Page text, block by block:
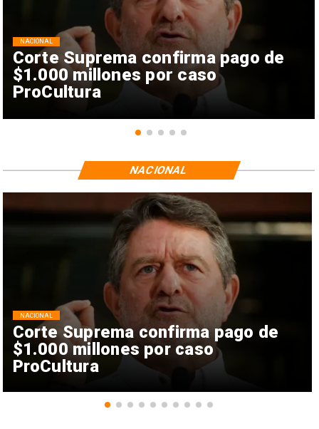
Corte Suprema confirma pago de
$1.000 millones por caso
ProCultura
NACIONAL
Corte Suprema confirma pago de
$1.000 millones por caso
ProCultura
NACIONAL
NACIONAL